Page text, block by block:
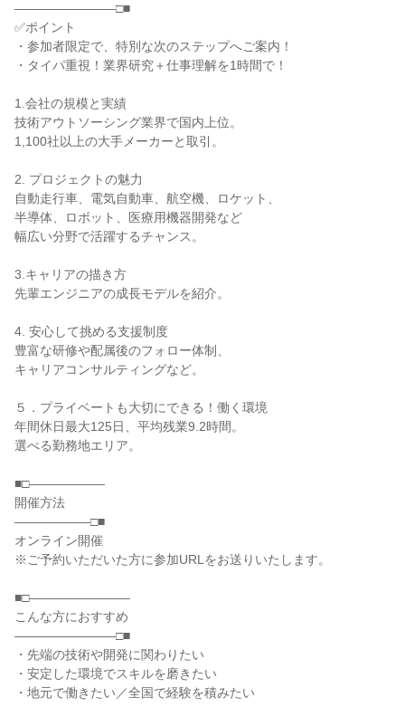
――――――――□■
✅ポイント
・参加者限定で、特別な次のステップへご案内！
・タイパ重視！業界研究＋仕事理解を1時間で！
1.会社の規模と実績
技術アウトソーシング業界で国内上位。
1,100社以上の大手メーカーと取引。
2. プロジェクトの魅力
自動走行車、電気自動車、航空機、ロケット、
半導体、ロボット、医療用機器開発など
幅広い分野で活躍するチャンス。
3.キャリアの描き方
先輩エンジニアの成長モデルを紹介。
4. 安心して挑める支援制度
豊富な研修や配属後のフォロー体制、
キャリアコンサルティングなど。
５．プライベートも大切にできる！働く環境
年間休日最大125日、平均残業9.2時間。
選べる勤務地エリア。
■□――――――
開催方法
――――――□■
オンライン開催
※ご予約いただいた方に参加URLをお送りいたします。
■□――――――――
こんな方におすすめ
――――――――□■
・先端の技術や開発に関わりたい
・安定した環境でスキルを磨きたい
・地元で働きたい／全国で経験を積みたい